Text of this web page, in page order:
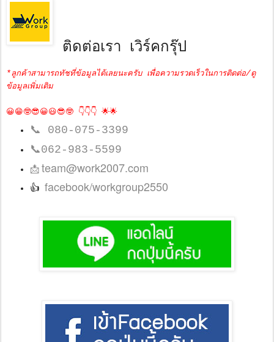
ติดต่อเรา เวิร์คกรุ๊ป
*ลูกค้าสามารถทัชที่ข้อมูลได้เลยนะครับ เพื่อความรวดเร็วในการติดต่อ/ดู
ข้อมูลเพิ่มเติม
😀😁🤓😎😀😃😎🤓 👇👇👇 🌟🌟
📞 080-075-3399
📞062-983-5599
📩team@work2007.com
👍 facebook/workgroup2550